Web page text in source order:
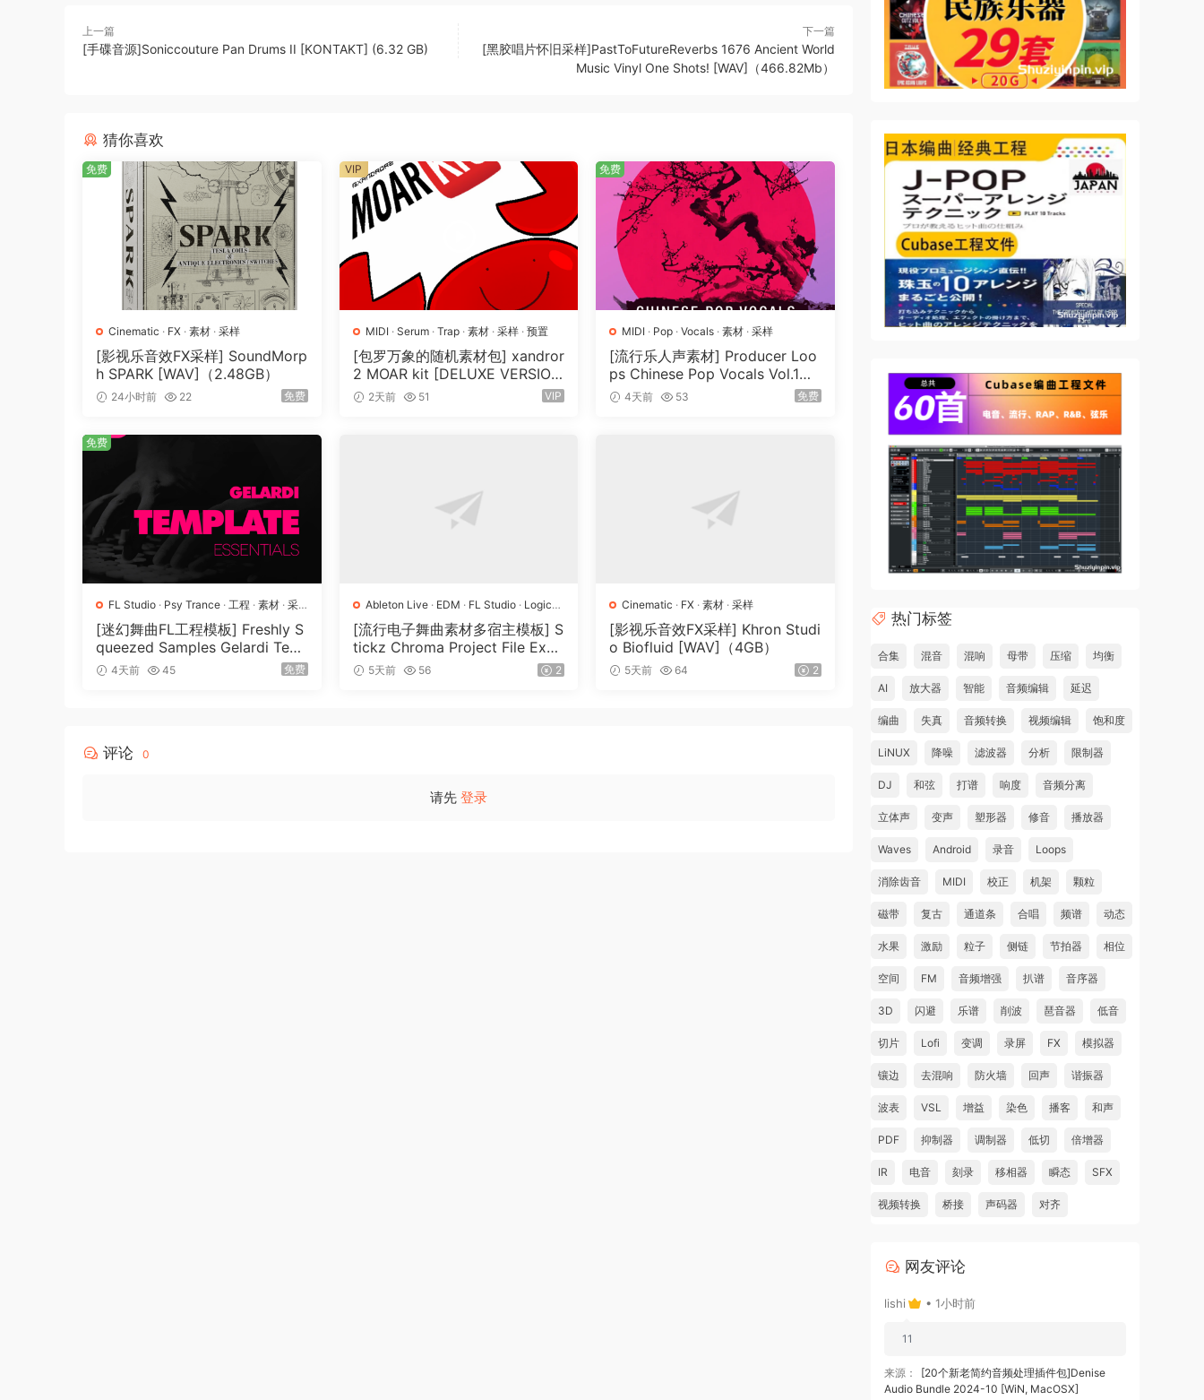
上一篇
[手碟音源]Soniccouture Pan Drums II [KONTAKT] (6.32 GB)
下一篇
[黑胶唱片怀旧采样]PastToFutureReverbs 1676 Ancient World
Music Vinyl One Shots! [WAV]（466.82Mb）
猜你喜欢
Cinematic · FX · 素材 · 采样
[影视乐音效FX采样] SoundMorp
h SPARK [WAV]（2.48GB）
24小时前 22 免费
免费
MIDI · Serum· Trap· 素材· 采样· 预置
[包罗万象的随机素材包] xandror
2 MOAR kit [DELUXE VERSIO
N] [WAV, MiDi]（3.1GB）
2天前 51 VIP
VIP
MIDI · Pop ·Vocals ·素材 ·采样
[流行乐人声素材] Producer Loo
ps Chinese Pop Vocals Vol.1
[WAV, MiDi, REX]（3.21GB）
4天前 53 免费
免费
FL Studio · Psy Trance · 工程 · 素材 · 采
样
[迷幻舞曲FL工程模板] Freshly S
queezed Samples Gelardi Tem
plate Essentials Vol.1（54.7M
4天前 45 免费
免费
Ableton Live· EDM · FL Studio· Logic
Pro· Pop·工程 ·素材· 采样
[流行电子舞曲素材多宿主模板] S
tickz Chroma Project File Expa
nsion（2.53GB）
5天前 56 2
Cinematic · FX ·素材 ·采样
[影视乐音效FX采样] Khron Studi
o Biofluid [WAV]（4GB）
5天前 64 2
评论 0
请先 登录
热门标签
合集 混音 混响 母带 压缩 均衡
AI 放大器 智能 音频编辑 延迟
编曲 失真 音频转换 视频编辑 饱和度
LiNUX 降噪 滤波器 分析 限制器
DJ 和弦 打谱 响度 音频分离
立体声 变声 塑形器 修音 播放器
Waves Android 录音 Loops
消除齿音 MIDI 校正 机架 颗粒
磁带 复古 通道条 合唱 频谱 动态
水果 激励 粒子 侧链 节拍器 相位
空间 FM 音频增强 扒谱 音序器
3D 闪避 乐谱 削波 琶音器 低音
切片 Lofi 变调 录屏 FX 模拟器
镶边 去混响 防火墙 回声 谐振器
波表 VSL 增益 染色 播客 和声
PDF 抑制器 调制器 低切 倍增器
IR 电音 刻录 移相器 瞬态 SFX
视频转换 桥接 声码器 对齐
网友评论
lishi • 1小时前
11
来源：
[20个新老简约音频处理插件包]Denise
Audio Bundle 2024-10 [WiN, MacOSX]